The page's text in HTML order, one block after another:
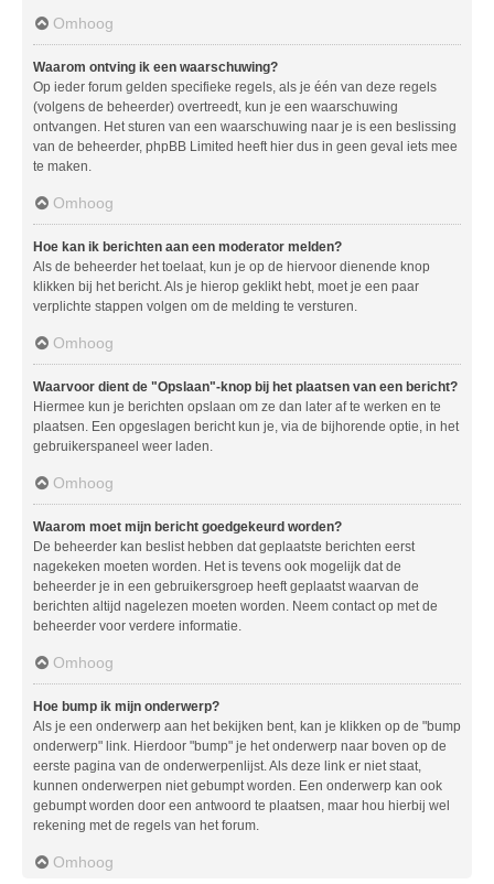
Omhoog
Waarom ontving ik een waarschuwing?
Op ieder forum gelden specifieke regels, als je één van deze regels
(volgens de beheerder) overtreedt, kun je een waarschuwing
ontvangen. Het sturen van een waarschuwing naar je is een beslissing
van de beheerder, phpBB Limited heeft hier dus in geen geval iets mee
te maken.
Omhoog
Hoe kan ik berichten aan een moderator melden?
Als de beheerder het toelaat, kun je op de hiervoor dienende knop
klikken bij het bericht. Als je hierop geklikt hebt, moet je een paar
verplichte stappen volgen om de melding te versturen.
Omhoog
Waarvoor dient de "Opslaan"-knop bij het plaatsen van een bericht?
Hiermee kun je berichten opslaan om ze dan later af te werken en te
plaatsen. Een opgeslagen bericht kun je, via de bijhorende optie, in het
gebruikerspaneel weer laden.
Omhoog
Waarom moet mijn bericht goedgekeurd worden?
De beheerder kan beslist hebben dat geplaatste berichten eerst
nagekeken moeten worden. Het is tevens ook mogelijk dat de
beheerder je in een gebruikersgroep heeft geplaatst waarvan de
berichten altijd nagelezen moeten worden. Neem contact op met de
beheerder voor verdere informatie.
Omhoog
Hoe bump ik mijn onderwerp?
Als je een onderwerp aan het bekijken bent, kan je klikken op de "bump
onderwerp" link. Hierdoor "bump" je het onderwerp naar boven op de
eerste pagina van de onderwerpenlijst. Als deze link er niet staat,
kunnen onderwerpen niet gebumpt worden. Een onderwerp kan ook
gebumpt worden door een antwoord te plaatsen, maar hou hierbij wel
rekening met de regels van het forum.
Omhoog